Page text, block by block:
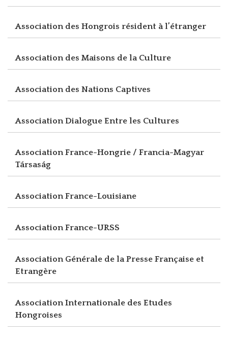
Association des Hongrois résident à l’étranger
Association des Maisons de la Culture
Association des Nations Captives
Association Dialogue Entre les Cultures
Association France-Hongrie / Francia-Magyar
Társaság
Association France-Louisiane
Association France-URSS
Association Générale de la Presse Française et
Etrangère
Association Internationale des Etudes
Hongroises